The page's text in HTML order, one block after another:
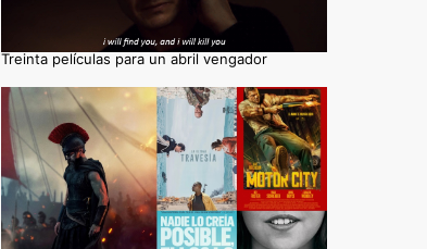
Treinta películas para un abril vengador